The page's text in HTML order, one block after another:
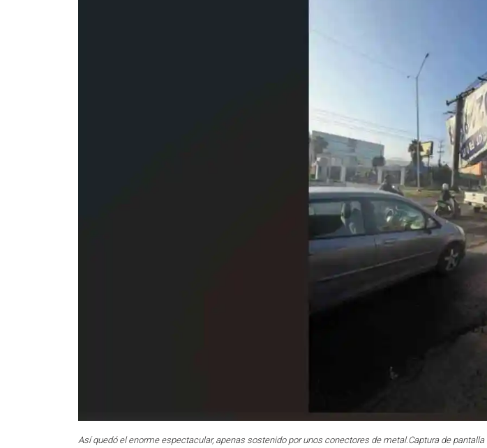
Así quedó el enorme espectacular, apenas sostenido por unos conectores de metal.Captura de pantalla